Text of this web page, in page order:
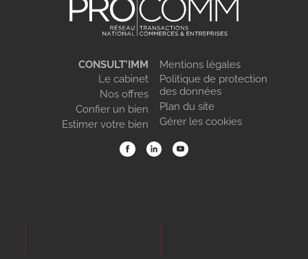
CONSULT’IMM
Le cabinet
Nos offres
Confier un bien
Estimer votre bien
Mentions légales
Politique de protection
des données
Plan du site
Gérer les cookies